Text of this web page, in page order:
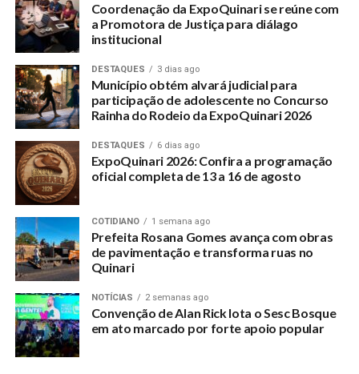
Coordenação da ExpoQuinari se reúne com
a Promotora de Justiça para diálago
institucional
DESTAQUES 3 dias ago
Município obtém alvará judicial para
participação de adolescente no Concurso
Rainha do Rodeio da ExpoQuinari 2026
DESTAQUES 6 dias ago
ExpoQuinari 2026: Confira a programação
oficial completa de 13 a 16 de agosto
COTIDIANO 1 semana ago
Prefeita Rosana Gomes avança com obras
de pavimentação e transforma ruas no
Quinari
NOTÍCIAS 2 semanas ago
Convenção de Alan Rick lota o Sesc Bosque
em ato marcado por forte apoio popular